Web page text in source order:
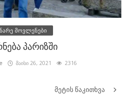
მოვლენები
პარიზში
მაისი 26, 2021 2316
მეტის წაკითხვა